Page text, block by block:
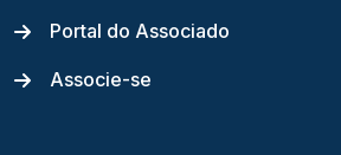
Portal do Associado
Associe-se